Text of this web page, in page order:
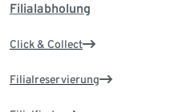
Filialabholung
Click & Collect
Filialreservierung